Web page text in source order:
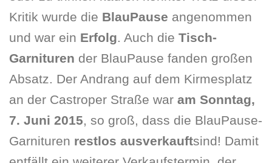
Kritik wurde die BlauPause angenommen
und war ein Erfolg. Auch die Tisch-
Garnituren der BlauPause fanden großen
Absatz. Der Andrang auf dem Kirmesplatz
an der Castroper Straße war am Sonntag,
7. Juni 2015, so groß, dass die BlauPause-
Garnituren restlos ausverkauftsind! Damit